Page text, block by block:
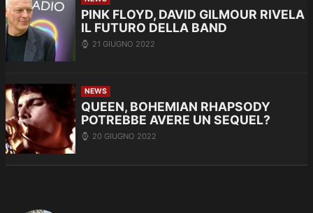
PINK FLOYD, DAVID GILMOUR RIVELA
IL FUTURO DELLA BAND
21 GIUGNO 2022
NEWS
QUEEN, BOHEMIAN RHAPSODY
POTREBBE AVERE UN SEQUEL?
20 GIUGNO 2022